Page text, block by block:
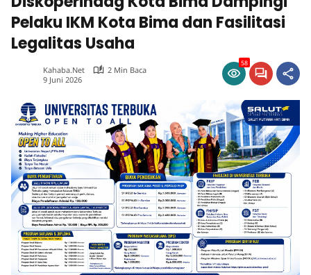
Pelaku IKM Kota Bima dan Fasilitasi
Legalitas Usaha
Kahaba.net
2 Min Baca
9 Juni 2026
58